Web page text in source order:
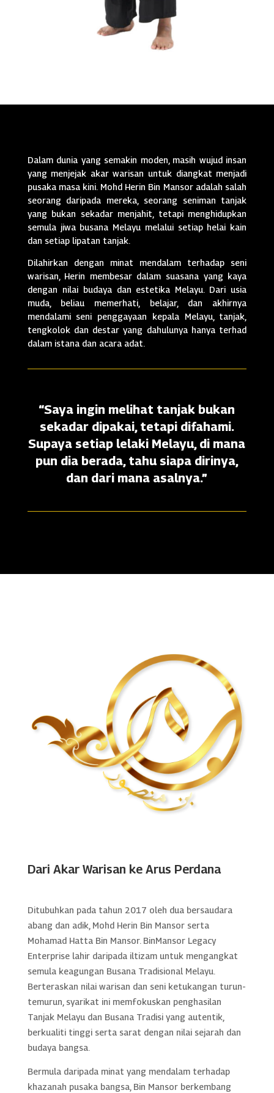
Dalam dunia yang semakin moden, masih wujud insan
yang menjejak akar warisan untuk diangkat menjadi
pusaka masa kini. Mohd Herin Bin Mansor adalah salah
seorang daripada mereka, seorang seniman tanjak
yang bukan sekadar menjahit, tetapi menghidupkan
semula jiwa busana Melayu melalui setiap helai kain
dan setiap lipatan tanjak.
Dilahirkan dengan minat mendalam terhadap seni
warisan, Herin membesar dalam suasana yang kaya
dengan nilai budaya dan estetika Melayu. Dari usia
muda, beliau memerhati, belajar, dan akhirnya
mendalami seni penggayaan kepala Melayu, tanjak,
tengkolok dan destar yang dahulunya hanya terhad
dalam istana dan acara adat.
“Saya ingin melihat tanjak bukan
sekadar dipakai, tetapi difahami.
Supaya setiap lelaki Melayu, di mana
pun dia berada, tahu siapa dirinya,
dan dari mana asalnya.”
Dari Akar Warisan ke Arus Perdana
Ditubuhkan pada tahun 2017 oleh dua bersaudara
abang dan adik, Mohd Herin Bin Mansor serta
Mohamad Hatta Bin Mansor. BinMansor Legacy
Enterprise lahir daripada iltizam untuk mengangkat
semula keagungan Busana Tradisional Melayu.
Berteraskan nilai warisan dan seni ketukangan turun-
temurun, syarikat ini memfokuskan penghasilan
Tanjak Melayu dan Busana Tradisi yang autentik,
berkualiti tinggi serta sarat dengan nilai sejarah dan
budaya bangsa.
Bermula daripada minat yang mendalam terhadap
khazanah pusaka bangsa, Bin Mansor berkembang